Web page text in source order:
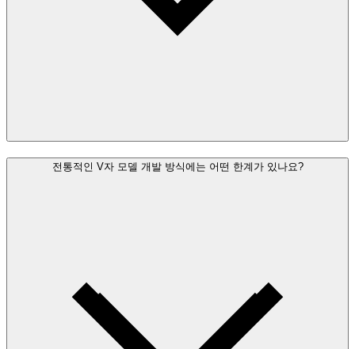
전통적인 V자 모델 개발 방식에는 어떤 한계가 있나요?